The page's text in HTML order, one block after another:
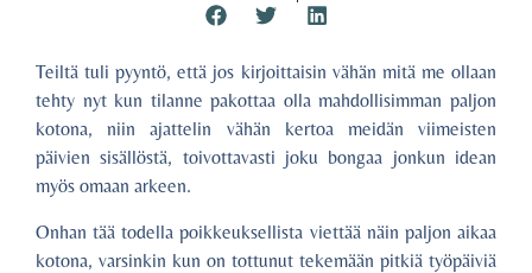
Teiltä tuli pyyntö, että jos kirjoittaisin vähän mitä me ollaan
tehty nyt kun tilanne pakottaa olla mahdollisimman paljon
kotona, niin ajattelin vähän kertoa meidän viimeisten
päivien sisällöstä, toivottavasti joku bongaa jonkun idean
myös omaan arkeen.
Onhan tää todella poikkeuksellista viettää näin paljon aikaa
kotona, varsinkin kun on tottunut tekemään pitkiä työpäiviä